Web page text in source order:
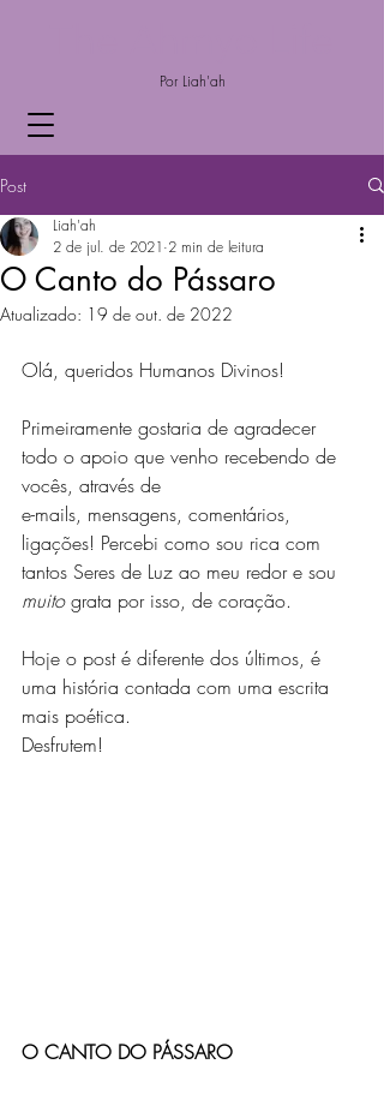
Por Liah'ah
Post
O Canto do Pássaro
Liah'ah
2 de jul. de 2021 2 min de leitura
Atualizado: 19 de out. de 2022
Olá, queridos Humanos Divinos!
Primeiramente gostaria de agradecer
todo o apoio que venho recebendo de
vocês, através de
e-mails, mensagens, comentários,
ligações! Percebi como sou rica com
tantos Seres de Luz ao meu redor e sou
muito grata por isso, de coração.
Hoje o post é diferente dos últimos, é
uma história contada com uma escrita
mais poética.
Desfrutem!
O CANTO DO PÁSSARO